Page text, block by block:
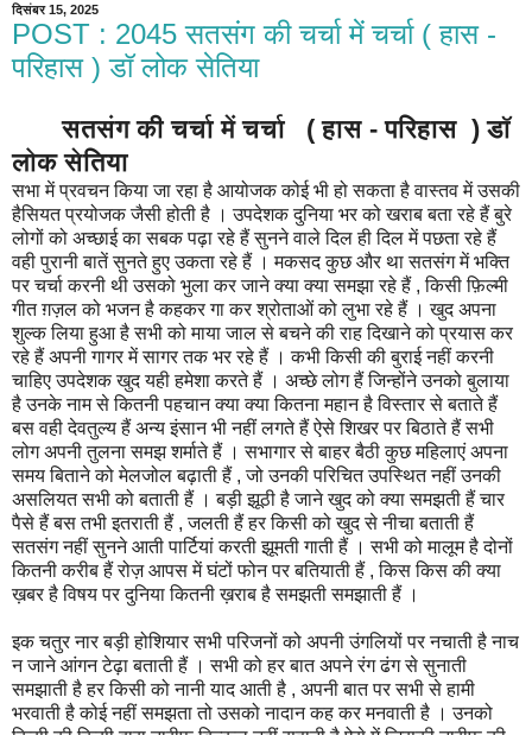
दिसंबर 15, 2025
POST : 2045 सतसंग की चर्चा में चर्चा ( हास -
परिहास ) डॉ लोक सेतिया
सतसंग की चर्चा में चर्चा ( हास - परिहास ) डॉ
लोक सेतिया
सभा में प्रवचन किया जा रहा है आयोजक कोई भी हो सकता है वास्तव में उसकी
हैसियत प्रयोजक जैसी होती है । उपदेशक दुनिया भर को खराब बता रहे हैं बुरे
लोगों को अच्छाई का सबक पढ़ा रहे हैं सुनने वाले दिल ही दिल में पछता रहे हैं
वही पुरानी बातें सुनते हुए उकता रहे हैं । मकसद कुछ और था सतसंग में भक्ति
पर चर्चा करनी थी उसको भुला कर जाने क्या क्या समझा रहे हैं , किसी फ़िल्मी
गीत ग़ज़ल को भजन है कहकर गा कर श्रोताओं को लुभा रहे हैं । खुद अपना
शुल्क लिया हुआ है सभी को माया जाल से बचने की राह दिखाने को प्रयास कर
रहे हैं अपनी गागर में सागर तक भर रहे हैं । कभी किसी की बुराई नहीं करनी
चाहिए उपदेशक खुद यही हमेशा करते हैं । अच्छे लोग हैं जिन्होंने उनको बुलाया
है उनके नाम से कितनी पहचान क्या क्या कितना महान है विस्तार से बताते हैं
बस वही देवतुल्य हैं अन्य इंसान भी नहीं लगते हैं ऐसे शिखर पर बिठाते हैं सभी
लोग अपनी तुलना समझ शर्माते हैं । सभागार से बाहर बैठी कुछ महिलाएं अपना
समय बिताने को मेलजोल बढ़ाती हैं , जो उनकी परिचित उपस्थित नहीं उनकी
असलियत सभी को बताती हैं । बड़ी झूठी है जाने खुद को क्या समझती हैं चार
पैसे हैं बस तभी इतराती हैं , जलती हैं हर किसी को खुद से नीचा बताती हैं
सतसंग नहीं सुनने आती पार्टियां करती झूमती गाती हैं । सभी को मालूम है दोनों
कितनी करीब हैं रोज़ आपस में घंटों फोन पर बतियाती हैं , किस किस की क्या
ख़बर है विषय पर दुनिया कितनी ख़राब है समझती समझाती हैं ।
इक चतुर नार बड़ी होशियार सभी परिजनों को अपनी उंगलियों पर नचाती है नाच
न जाने आंगन टेढ़ा बताती हैं । सभी को हर बात अपने रंग ढंग से सुनाती
समझाती है हर किसी को नानी याद आती है , अपनी बात पर सभी से हामी
भरवाती है कोई नहीं समझता तो उसको नादान कह कर मनवाती है । उनको